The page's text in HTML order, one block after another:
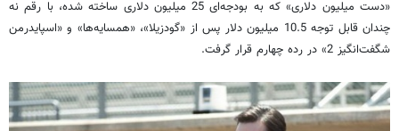
«دست میلیون دلاری» که به بودجه‌ای 25 میلیون دلاری ساخته شده، با رقم نه
چندان قابل توجه 10.5 میلیون دلار پس از «گودزیلا»، «همسایه‌ها» و «اسپایدرمن
شگفت‌انگیز 2» در رده چهارم قرار گرفت.